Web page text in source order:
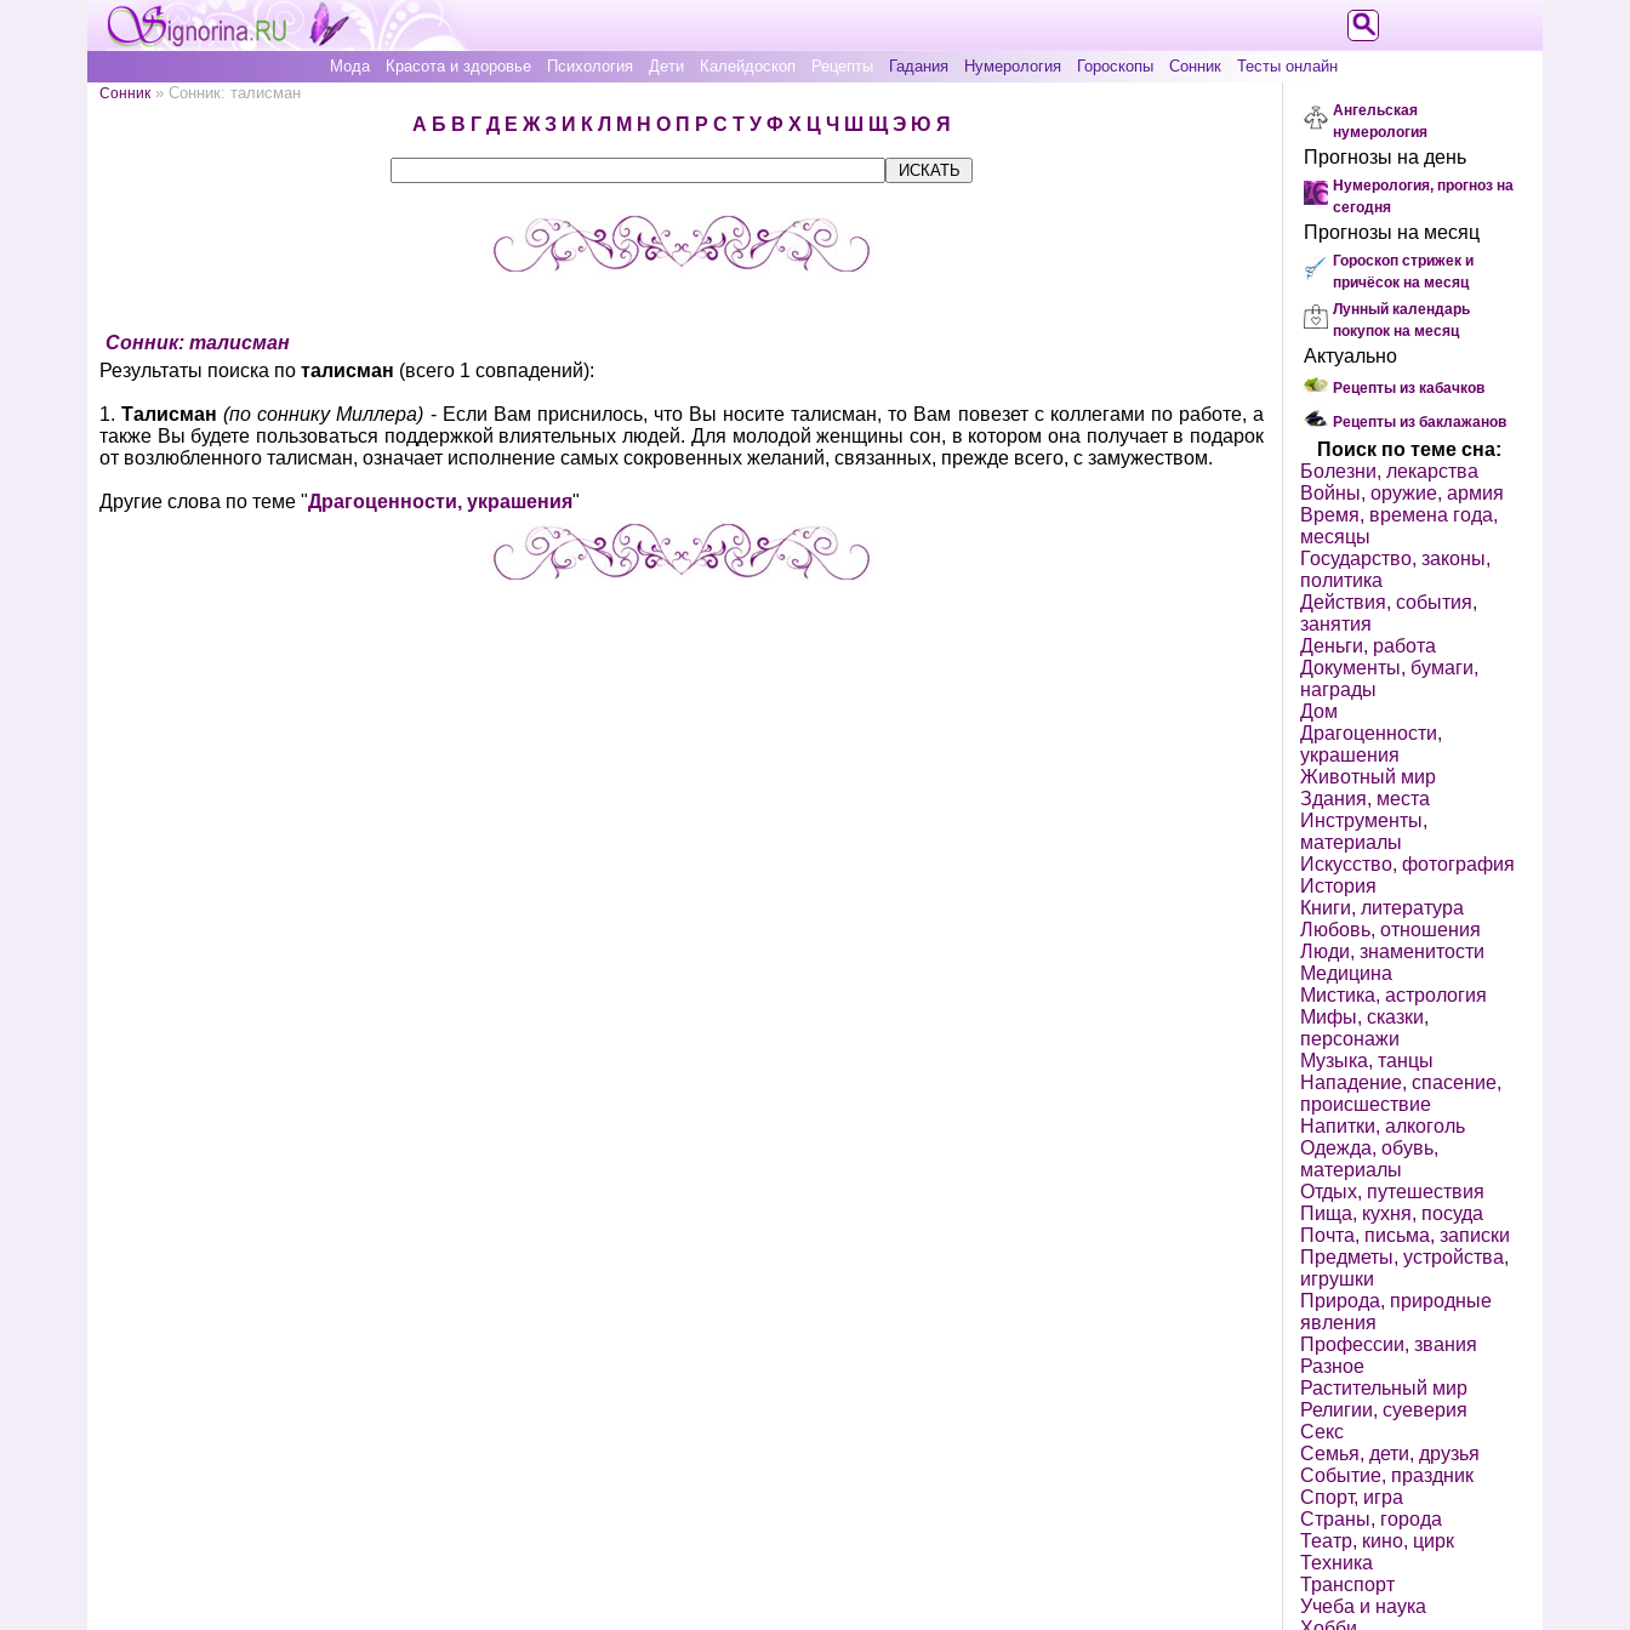
Мода Красота и здоровье Психология Дети Калейдоскоп Рецепты Гадания Нумерология Гороскопы Сонник Тесты онлайн
Сонник » Сонник: талисман
А Б В Г Д Е Ж З И К Л М Н О П Р С Т У Ф Х Ц Ч Ш Щ Э Ю Я
Сонник: талисман
Результаты поиска по талисман (всего 1 совпадений):
1.Талисман(по соннику Миллера) - Если Вам приснилось, что Вы носите талисман, то Вам повезет с коллегами по работе, а
также Вы будете пользоваться поддержкой влиятельных людей. Для молодой женщины сон, в котором она получает в подарок
от возлюбленного талисман, означает исполнение самых сокровенных желаний, связанных, прежде всего, с замужеством.
Другие слова по теме "Драгоценности, украшения"
Ангельская
нумерология
Прогнозы на день
Нумерология, прогноз на
сегодня
Прогнозы на месяц
Гороскоп стрижек и
причёсок на месяц
Лунный календарь
покупок на месяц
Актуально
Рецепты из кабачков
Рецепты из баклажанов
Поиск по теме сна:
Болезни, лекарства
Войны, оружие, армия
Время, времена года,
месяцы
Государство, законы,
политика
Действия, события,
занятия
Деньги, работа
Документы, бумаги,
награды
Дом
Драгоценности,
украшения
Животный мир
Здания, места
Инструменты,
материалы
Искусство, фотография
История
Книги, литература
Любовь, отношения
Люди, знаменитости
Медицина
Мистика, астрология
Мифы, сказки,
персонажи
Музыка, танцы
Нападение, спасение,
происшествие
Напитки, алкоголь
Одежда, обувь,
материалы
Отдых, путешествия
Пища, кухня, посуда
Почта, письма, записки
Предметы, устройства,
игрушки
Природа, природные
явления
Профессии, звания
Разное
Растительный мир
Религии, суеверия
Секс
Семья, дети, друзья
Событие, праздник
Спорт, игра
Страны, города
Театр, кино, цирк
Техника
Транспорт
Учеба и наука